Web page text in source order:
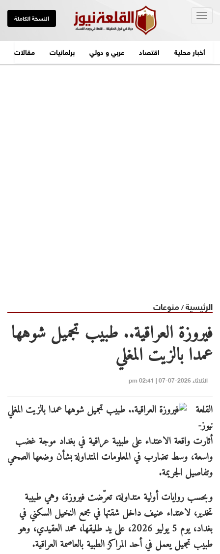
النسخة الكاملة
أخبار محلية اقتصاد عربي و دولي برلمانيات مقالات
الرئيسية/منوعات
فيروزة العراقية.. طبيب تجميل شوهها
عمدا بالزيت المغلي
الثلاثاء 2026-07-07 | 02:41 pm
القلعة
نيوز-
أثارت واقعة الاعتداء على طبيبة عراقية في بغداد موجة غضب
واسعة، وسط تضارب في المعلومات المتداولة بشأن وضعها الصحي
وتفاصيل الجريمة.
وبحسب روايات أولية متداولة، تعرّضت فيروزة، وهي طبيبة
تخدير، لاعتداء عنيف داخل شقتها في مجمع النخيل السكني في
بغداد، يوم 5 يوليو 2026، على يد طليقها، محمد العقيدي، وهو
طبيب تجميل يعمل في أحد المراكز الطبية بالعاصمة العراقية.